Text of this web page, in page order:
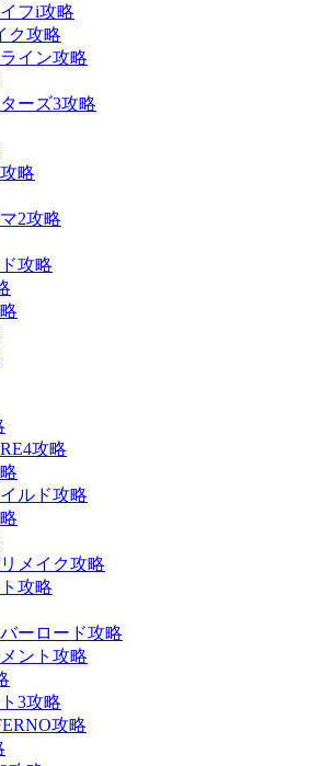
フi攻略
ク攻略
イン攻略
ーズ3攻略
略
2攻略
攻略
攻略
ルド攻略
メイク攻略
攻略
ーロード攻略
ント攻略
3攻略
攻略